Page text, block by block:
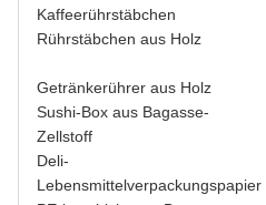
Kaffeerührstäbchen
Rührstäbchen aus Holz
Getränkerührer aus Holz
Sushi-Box aus Bagasse-
Zellstoff
Deli-
Lebensmittelverpackungspapier